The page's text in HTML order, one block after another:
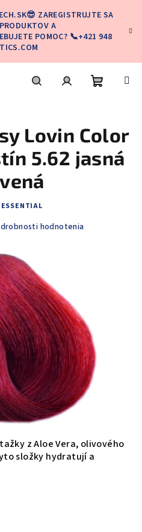
ZAREGISTRUJTE SA
A
POMOC? 📞+421 948
košík
z Aloe Vera, olivového
složky hydratují a
Lovin Color
5.62 jasná
hodnotenia